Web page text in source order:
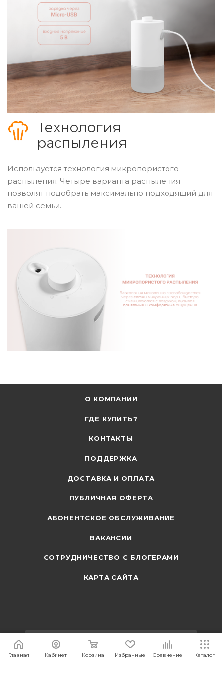
Технология
распыления
Используется технология микропористого
распыления. Четыре варианта распыления
позволят подобрать максимально подходящий для
вашей семьи.
О КОМПАНИИ
ГДЕ КУПИТЬ?
КОНТАКТЫ
ПОДДЕРЖКА
ДОСТАВКА И ОПЛАТА
ПУБЛИЧНАЯ ОФЕРТА
АБОНЕНТСКОЕ ОБСЛУЖИВАНИЕ
ВАКАНСИИ
СОТРУДНИЧЕСТВО С БЛОГЕРАМИ
КАРТА САЙТА
ПОДПИСАТЬСЯ НА РАССЫЛКУ
Главная Кабинет Корзина Избранные Сравнение Каталог